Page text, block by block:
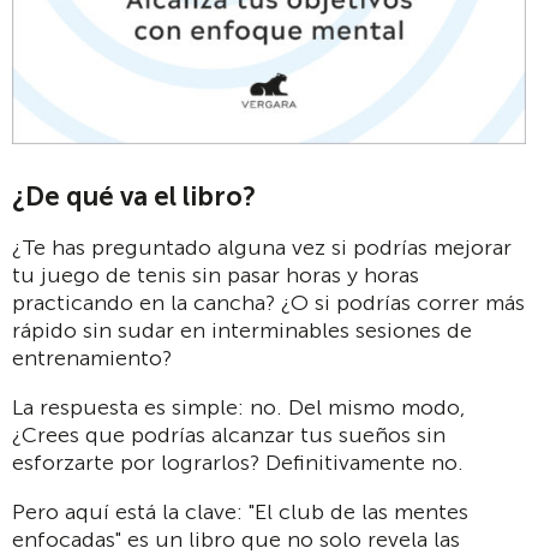
¿De qué va el libro?
¿Te has preguntado alguna vez si podrías mejorar
tu juego de tenis sin pasar horas y horas
practicando en la cancha? ¿O si podrías correr más
rápido sin sudar en interminables sesiones de
entrenamiento?
La respuesta es simple: no. Del mismo modo,
¿Crees que podrías alcanzar tus sueños sin
esforzarte por lograrlos? Definitivamente no.
Pero aquí está la clave: "El club de las mentes
enfocadas" es un libro que no solo revela las